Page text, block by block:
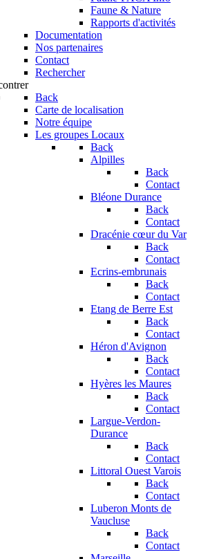
Faune & Nature
Rapports d'activités
Documentation
Nos partenaires
Contact
Rechercher
Back
Carte de localisation
Notre équipe
Les groupes Locaux
Back
Alpilles
Back
Contact
Bléone Durance
Back
Contact
Dracénie cœur du Var
Back
Contact
Ecrins-embrunais
Back
Contact
Etang de Berre Est
Back
Contact
Héron d'Avignon
Back
Contact
Hyères les Maures
Back
Contact
Largue-Verdon-
Durance
Back
Contact
Littoral Ouest Varois
Back
Contact
Luberon Monts de
Vaucluse
Back
Contact